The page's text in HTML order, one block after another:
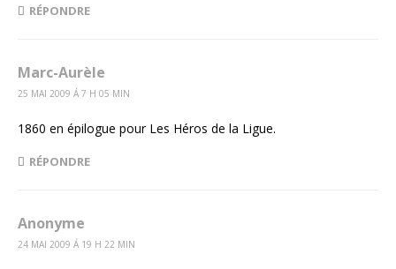
RÉPONDRE
Marc-Aurèle
25 MAI 2009 Á 7 H 05 MIN
1860 en épilogue pour Les Héros de la Ligue.
RÉPONDRE
Anonyme
24 MAI 2009 Á 19 H 22 MIN